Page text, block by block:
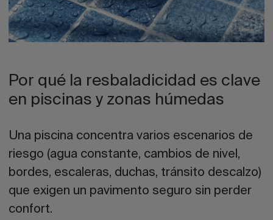
Por qué la resbaladicidad es clave
en piscinas y zonas húmedas
Una piscina concentra varios escenarios de
riesgo (agua constante, cambios de nivel,
bordes, escaleras, duchas, tránsito descalzo)
que exigen un pavimento seguro sin perder
confort.